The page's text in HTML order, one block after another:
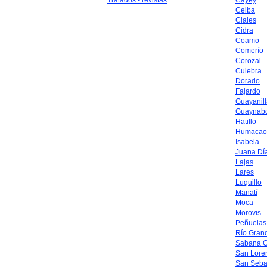
Ceiba
Ciales
Cidra
Coamo
Comerío
Corozal
Culebra
Dorado
Fajardo
Hatillo
Humacao
Isabela
Juana
Lajas
Lares
Luquillo
Manatí
Moca
Morovis
Peñuelas
Río
Sabana
San
San